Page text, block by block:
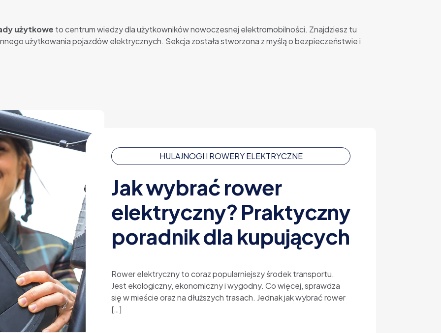
użytkowe to centrum wiedzy dla użytkowników nowoczesnej elektromobilności. Znajdziesz tu
użytkowania pojazdów elektrycznych. Sekcja została stworzona z myślą o bezpieczeństwie i
HULAJNOGI I ROWERY ELEKTRYCZNE
Jak wybrać rower
elektryczny? Praktyczny
poradnik dla kupujących
Rower elektryczny to coraz popularniejszy środek transportu.
Jest ekologiczny, ekonomiczny i wygodny. Co więcej, sprawdza
się w mieście oraz na dłuższych trasach. Jednak jak wybrać rower
[…]